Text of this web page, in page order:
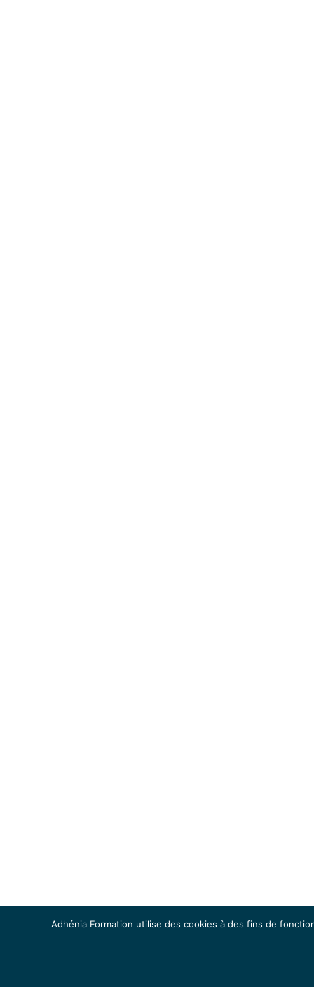
Adhénia Formation utilise des cookies à des fins de